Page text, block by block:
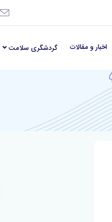
اخبار و مقالات گردشگری سلامت